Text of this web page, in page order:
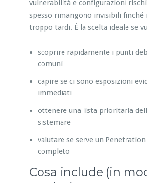
vulnerabilità e configurazioni
spesso rimangono invisibili finché
troppo tardi. È la scelta ideale se
scoprire rapidamente i punti
comuni
capire se ci sono esposizioni
immediati
ottenere una lista prioritaria
sistemare
valutare se serve un Penetration
completo
Cosa include (in